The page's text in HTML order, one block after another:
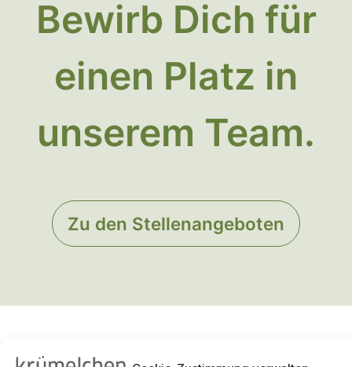
Bewirb Dich für
einen Platz in
unserem Team.
Zu den Stellenangeboten